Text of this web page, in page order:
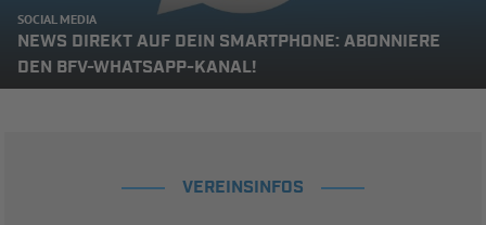
SOCIAL MEDIA
NEWS DIREKT AUF DEIN SMARTPHONE: ABONNIERE
DEN BFV-WHATSAPP-KANAL!
VEREINSINFOS